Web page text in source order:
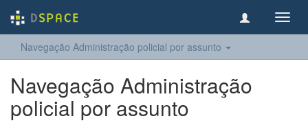
Navegação Administração policial por assunto
Navegação Administração
policial por assunto